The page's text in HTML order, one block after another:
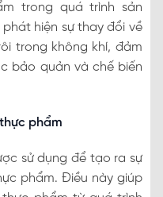
trong quá trình sản
hiện sự thay đổi về
trong không khí, đảm
bảo quản và chế biến
phẩm
sử dụng để tạo ra sự
phẩm. Điều này giúp